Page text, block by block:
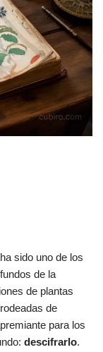
ha sido uno de los
de la
de plantas
de
para los
descifrarlo.